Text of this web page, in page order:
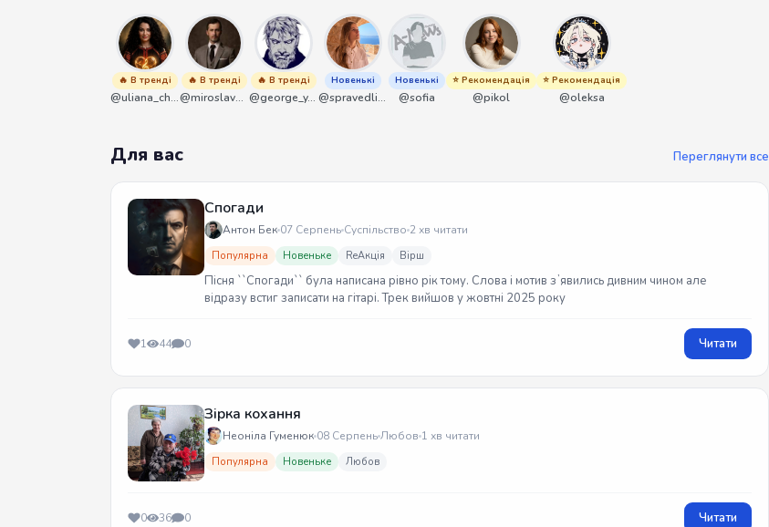
🔥 В тренді
@uliana_chernenko
🔥 В тренді
@miroslavmaniyk
🔥 В тренді
@george_y_lawlett
Новенькі
@spravedliwa
Новенькі
@sofia
⭐ Рекомендація
@pikol
⭐ Рекомендація
@oleksa
Для вас Переглянути все
Спогади
Антон Бек 07 Серпень Суспільство 2 хв читати
Популярна Новеньке ReАкція Вірш
Пісня ``Спогади`` була написана рівно рік тому. Слова і мотив зʼявились дивним чином але
відразу встиг записати на гітарі. Трек вийшов у жовтні 2025 року
1 44 0 Читати
Зірка кохання
Неоніла Гуменюк 08 СерпеньЛюбов 1 хв читати
Популярна Новеньке Любов
0 36 0 Читати